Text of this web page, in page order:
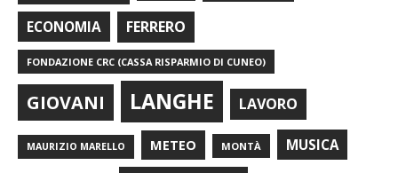
ECONOMIA FERRERO
FONDAZIONE CRC (CASSA RISPARMIO DI CUNEO)
GIOVANI LANGHE LAVORO
MAURIZIO MARELLO METEO MONTÀ MUSICA